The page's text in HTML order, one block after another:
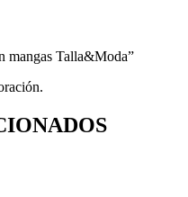
mangas Talla&Moda”